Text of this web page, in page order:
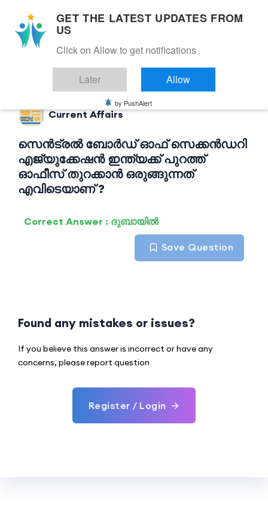
Back to Current Affairs
Current Affairs
സെൻട്രൽ ബോർഡ് ഓഫ് സെക്കൻഡറി
എജ്യുക്കേഷൻ ഇന്ത്യക്ക് പുറത്ത്
ഓഫീസ് തുറക്കാൻ ഒരുങ്ങുന്നത്
എവിടെയാണ് ?
Correct Answer : ദുബായിൽ
Save Question
Found any mistakes or issues?
If you believe this answer is incorrect or have any
concerns, please report question
Register / Login
GET THE LATEST UPDATES FROM
US
Click on Allow to get notifications
Later Allow
by PushAlert